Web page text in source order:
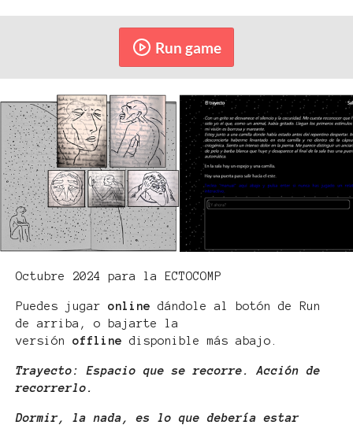
Run game
Octubre 2024 para la ECTOCOMP
Puedes jugar online dándole al botón de Run
de arriba, o bajarte la
versión offline disponible más abajo.
Trayecto: Espacio que se recorre. Acción de
recorrerlo.
Dormir, la nada, es lo que debería estar